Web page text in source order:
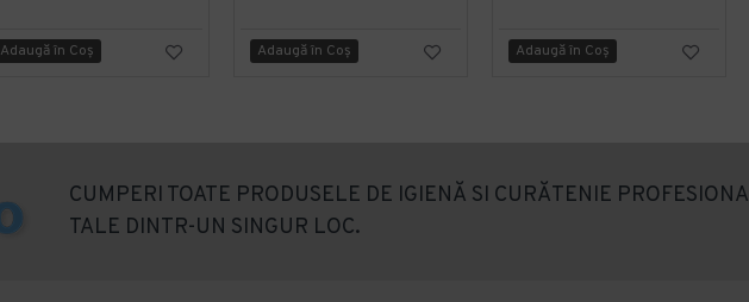
Adaugă în Coş Adaugă în Coş Adaugă în Coş
CUMPERI TOATE PRODUSELE DE IGIENĂ SI CURĂTENIE
TALE DINTR-UN SINGUR LOC.